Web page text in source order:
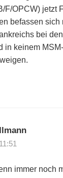
F/OPCW) jetzt
befassen sich
bei
in keinem
immer noch